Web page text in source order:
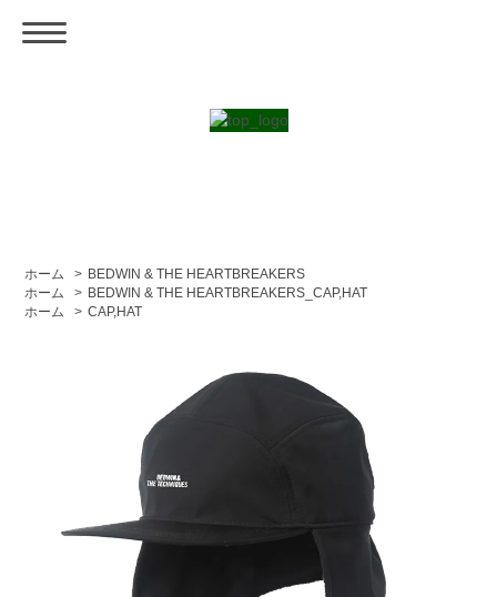
ホーム > BEDWIN & THE HEARTBREAKERS
ホーム
> BEDWIN & THE HEARTBREAKERS_CAP,HAT
ホーム
> CAP,HAT